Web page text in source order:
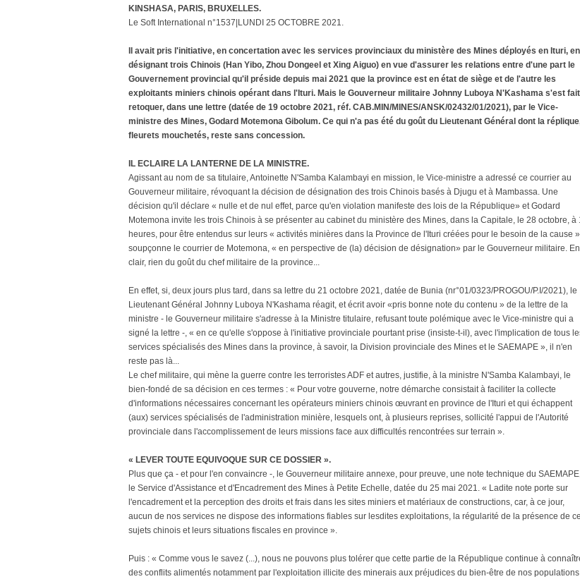
KINSHASA, PARIS, BRUXELLES.
Le Soft International n°1537|LUNDI 25 OCTOBRE 2021.
Il avait pris l'initiative, en concertation avec les services provinciaux du ministère des Mines déployés en Ituri, en
désignant trois Chinois (Han Yibo, Zhou Dongeel et Xing Aiguo) en vue d'assurer les relations entre d'une part le
Gouvernement provincial qu'il préside depuis mai 2021 que la province est en état de siège et de l'autre les
exploitants miniers chinois opérant dans l'Ituri. Mais le Gouverneur militaire Johnny Luboya N'Kashama s'est fait
retoquer, dans une lettre (datée de 19 octobre 2021, réf. CAB.MIN/MINES/ANSK/02432/01/2021), par le Vice-
ministre des Mines, Godard Motemona Gibolum. Ce qui n'a pas été du goût du Lieutenant Général dont la
fleurets mouchetés, reste sans concession.
IL ECLAIRE LA LANTERNE DE LA MINISTRE.
Agissant au nom de sa titulaire, Antoinette N'Samba Kalambayi en mission, le Vice-ministre a adressé ce courrier au
Gouverneur militaire, révoquant la décision de désignation des trois Chinois basés à Djugu et à Mambassa. Une
décision qu'il déclare « nulle et de nul effet, parce qu'en violation manifeste des lois de la République» et Godard
Motemona invite les trois Chinois à se présenter au cabinet du ministère des Mines, dans la Capitale, le 28 octobre, à
heures, pour être entendus sur leurs « activités minières dans la Province de l'Ituri créées pour le besoin de la cause
soupçonne le courrier de Motemona, « en perspective de (la) décision de désignation» par le Gouverneur militaire. En
clair, rien du goût du chef militaire de la province...
En effet, si, deux jours plus tard, dans sa lettre du 21 octobre 2021, datée de Bunia (nr°01/0323/PROGOU/P.I/2021), le
Lieutenant Général Johnny Luboya N'Kashama réagit, et écrit avoir «pris bonne note du contenu » de la lettre de la
ministre - le Gouverneur militaire s'adresse à la Ministre titulaire, refusant toute polémique avec le Vice-ministre qui a
signé la lettre -, « en ce qu'elle s'oppose à l'initiative provinciale pourtant prise (insiste-t-il), avec l'implication de tous
services spécialisés des Mines dans la province, à savoir, la Division provinciale des Mines et le SAEMAPE », il n'en
reste pas là...
Le chef militaire, qui mène la guerre contre les terroristes ADF et autres, justifie, à la ministre N'Samba Kalambayi, le
bien-fondé de sa décision en ces termes : « Pour votre gouverne, notre démarche consistait à faciliter la collecte
d'informations nécessaires concernant les opérateurs miniers chinois œuvrant en province de l'Ituri et qui échappent
(aux) services spécialisés de l'administration minière, lesquels ont, à plusieurs reprises, sollicité l'appui de l'Autorité
provinciale dans l'accomplissement de leurs missions face aux difficultés rencontrées sur terrain ».
« LEVER TOUTE EQUIVOQUE SUR CE DOSSIER ».
Plus que ça - et pour l'en convaincre -, le Gouverneur militaire annexe, pour preuve, une note technique du
le Service d'Assistance et d'Encadrement des Mines à Petite Echelle, datée du 25 mai 2021. « Ladite note porte sur
l'encadrement et la perception des droits et frais dans les sites miniers et matériaux de constructions, car, à ce jour,
aucun de nos services ne dispose des informations fiables sur lesdites exploitations, la régularité de la présence de
sujets chinois et leurs situations fiscales en province ».
Puis : « Comme vous le savez (...), nous ne pouvons plus tolérer que cette partie de la République continue à
des conflits alimentés notamment par l'exploitation illicite des minerais aux préjudices du bien-être de nos